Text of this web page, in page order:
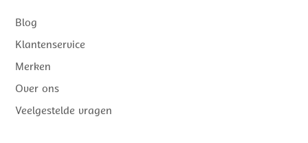
Blog
Klantenservice
Merken
Over ons
Veelgestelde vragen